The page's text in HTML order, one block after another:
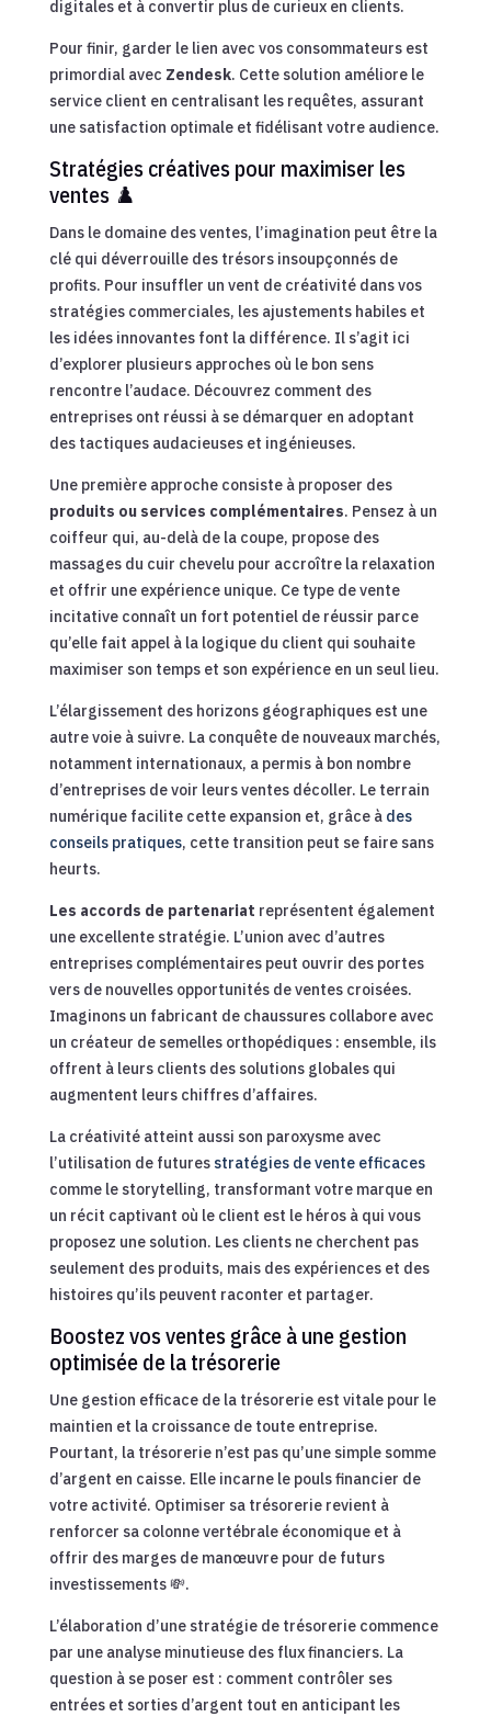
digitales et à convertir plus de curieux en clients.
Pour finir, garder le lien avec vos consommateurs est
primordial avec Zendesk. Cette solution améliore le
service client en centralisant les requêtes, assurant
une satisfaction optimale et fidélisant votre audience.
Stratégies créatives pour maximiser les
ventes ♟️
Dans le domaine des ventes, l’imagination peut être la
clé qui déverrouille des trésors insoupçonnés de
profits. Pour insuffler un vent de créativité dans vos
stratégies commerciales, les ajustements habiles et
les idées innovantes font la différence. Il s’agit ici
d’explorer plusieurs approches où le bon sens
rencontre l’audace. Découvrez comment des
entreprises ont réussi à se démarquer en adoptant
des tactiques audacieuses et ingénieuses.
Une première approche consiste à proposer des
produits ou services complémentaires. Pensez à un
coiffeur qui, au-delà de la coupe, propose des
massages du cuir chevelu pour accroître la relaxation
et offrir une expérience unique. Ce type de vente
incitative connaît un fort potentiel de réussir parce
qu’elle fait appel à la logique du client qui souhaite
maximiser son temps et son expérience en un seul lieu.
L’élargissement des horizons géographiques est une
autre voie à suivre. La conquête de nouveaux marchés,
notamment internationaux, a permis à bon nombre
d’entreprises de voir leurs ventes décoller. Le terrain
numérique facilite cette expansion et, grâce à des
conseils pratiques, cette transition peut se faire sans
heurts.
Les accords de partenariat représentent également
une excellente stratégie. L’union avec d’autres
entreprises complémentaires peut ouvrir des portes
vers de nouvelles opportunités de ventes croisées.
Imaginons un fabricant de chaussures collabore avec
un créateur de semelles orthopédiques : ensemble, ils
offrent à leurs clients des solutions globales qui
augmentent leurs chiffres d’affaires.
La créativité atteint aussi son paroxysme avec
l’utilisation de futures stratégies de vente efficaces
comme le storytelling, transformant votre marque en
un récit captivant où le client est le héros à qui vous
proposez une solution. Les clients ne cherchent pas
seulement des produits, mais des expériences et des
histoires qu’ils peuvent raconter et partager.
Boostez vos ventes grâce à une gestion
optimisée de la trésorerie
Une gestion efficace de la trésorerie est vitale pour le
maintien et la croissance de toute entreprise.
Pourtant, la trésorerie n’est pas qu’une simple somme
d’argent en caisse. Elle incarne le pouls financier de
votre activité. Optimiser sa trésorerie revient à
renforcer sa colonne vertébrale économique et à
offrir des marges de manœuvre pour de futurs
investissements 💸.
L’élaboration d’une stratégie de trésorerie commence
par une analyse minutieuse des flux financiers. La
question à se poser est : comment contrôler ses
entrées et sorties d’argent tout en anticipant les